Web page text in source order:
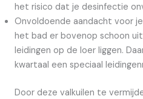
het risico dat je desinfectie
Onvoldoende aandacht voor
het bad er bovenop schoon
leidingen op de loer liggen.
kwartaal een speciaal
Door deze valkuilen te